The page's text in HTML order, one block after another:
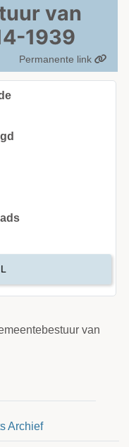
van
1939
Permanente link
van
Archief